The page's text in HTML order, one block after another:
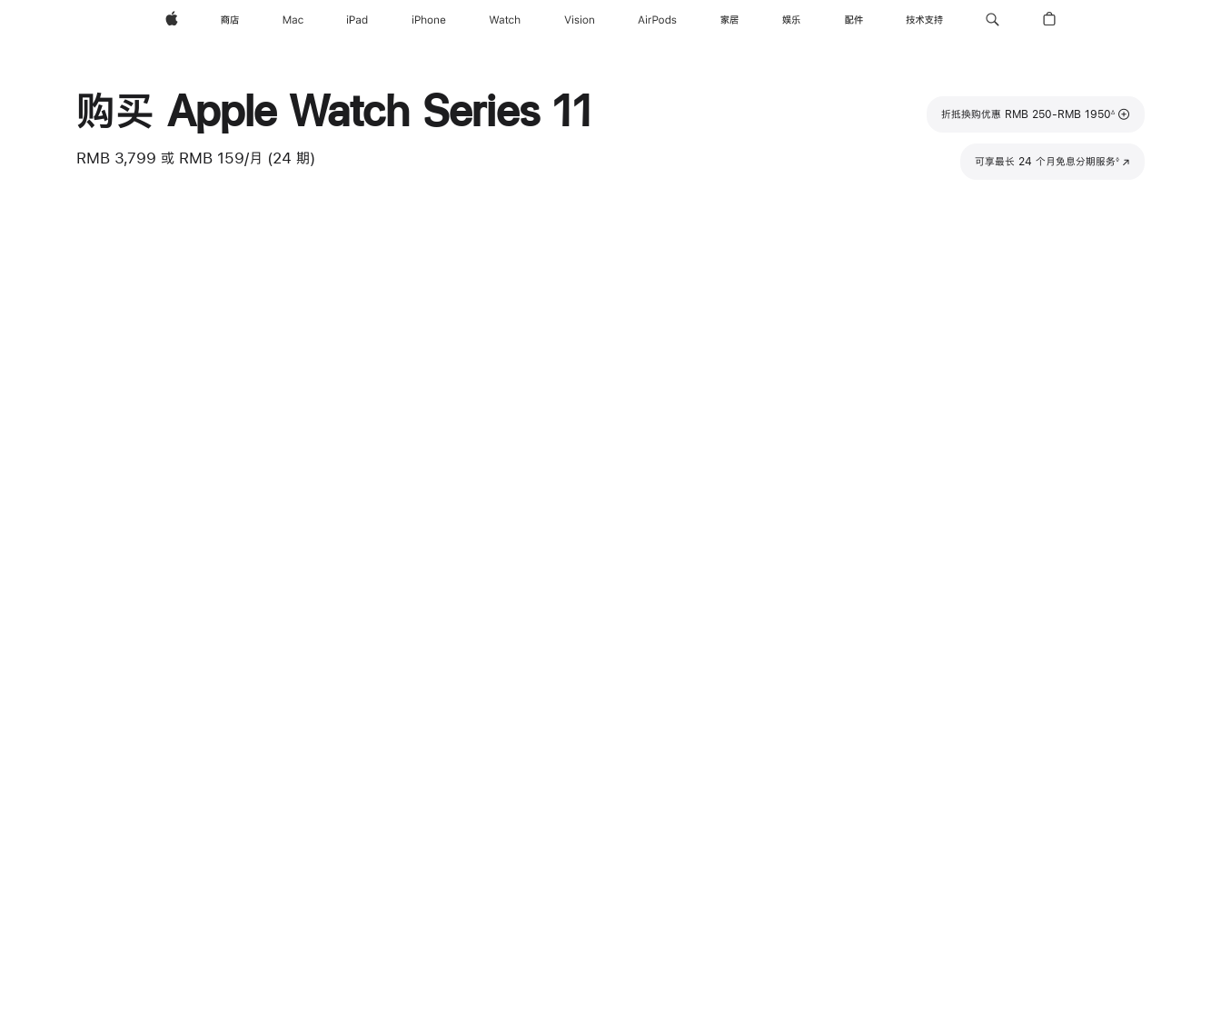
Apple 商店 Mac iPad iPhone Watch Vision AirPods 家居 娱乐 配件 技术支持
购买 Apple Watch Series 11
RMB 3,799 或 RMB 159/月 (24 期)
折抵换购优惠 RMB 250-RMB 1950注
∆
可享最长 24 个月免息分期服务注
◊
(在